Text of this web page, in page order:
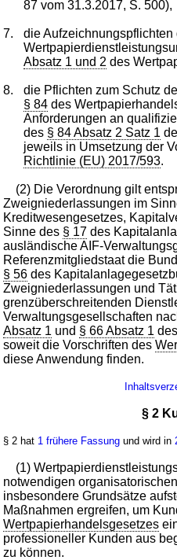
87 vom 31.3.2017, S. 500),
7.
die Aufzeichnungspflichten
Absatz 1 und 2 des
8.
die Pflichten zum Schutz
§ 84 des
Anforderungen an
des § 84 Absatz 2 Satz 1
jeweils in Umsetzung der
Richtlinie (EU) 2017/593.
(2) Die Verordnung gilt
Zweigniederlassungen im
Kreditwesengesetzes,
Sinne des § 17 des
ausländische AIF-
Referenzmitgliedstaat die
§ 56 des
Zweigniederlassungen und
grenzüberschreitenden
Verwaltungsgesellschaften
Absatz 1 und § 66 Absatz 1
soweit die Vorschriften des
diese Anwendung finden.
§ 2
§ 2 hat 1 frühere Fassung und wird in
(1)
notwendigen
insbesondere Grundsätze
Maßnahmen ergreifen, um
Wertpapierhandelsgesetzes
professioneller Kunden aus
zu können.